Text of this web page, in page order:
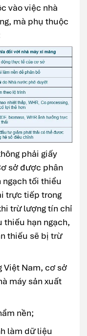
vào việc nhà
mà phụ thuộc
phải giấy
sở được phân
ngạch tối thiểu
trực tiếp trong
trừ lượng tín chỉ
thiếu hạn ngạch,
thiếu sẽ bị trừ
Việt Nam, cơ sở
máy sản xuất
nền;
làm dữ liệu